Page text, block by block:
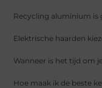
Recycling aluminium is
Elektrische haarden
Wanneer is het tijd om
Hoe maak ik de beste